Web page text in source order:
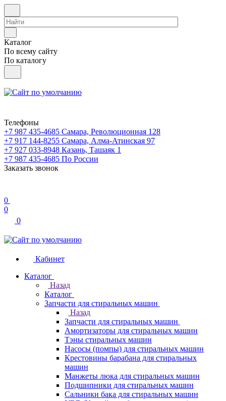
Каталог
По всему сайту
По каталогу
Телефоны
+7 987 435-4685 Самара, Революционная 128
+7 917 144-8255 Самара, Алма-Атинская 97
+7 927 033-8948 Казань, Ташаяк 1
+7 987 435-4685 По России
Заказать звонок
0
0
0
Кабинет
Каталог
Назад
Каталог
Запчасти для стиральных машин
Назад
Запчасти для стиральных машин
Амортизаторы для стиральных машин
Тэны стиральных машин
Насосы (помпы) для стиральных машин
Крестовины барабана для стиральных
машин
Манжеты люка для стиральных машин
Подшипники для стиральных машин
Сальники бака для стиральных машин